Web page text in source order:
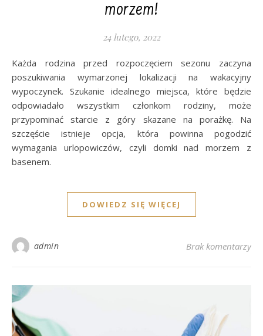
morzem!
24 lutego, 2022
Każda rodzina przed rozpoczęciem sezonu zaczyna
poszukiwania wymarzonej lokalizacji na wakacyjny
wypoczynek. Szukanie idealnego miejsca, które będzie
odpowiadało wszystkim członkom rodziny, może
przypominać starcie z góry skazane na porażkę. Na
szczęście istnieje opcja, która powinna pogodzić
wymagania urlopowiczów, czyli domki nad morzem z
basenem.
DOWIEDZ SIĘ WIĘCEJ
admin Brak komentarzy